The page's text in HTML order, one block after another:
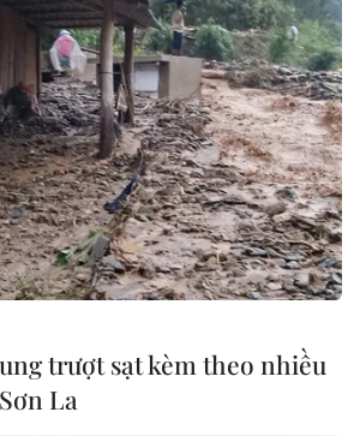
lực tăng trưởng
Á
3 điểm nhờ sức
vướng mắc hiện
điện hạt nhân
trượt sạt kèm theo nhiều
La